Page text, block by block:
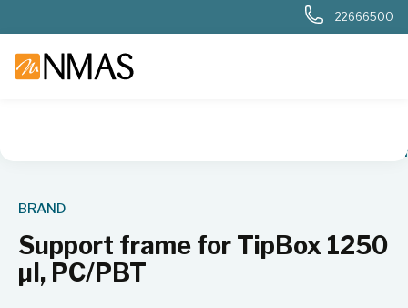
22666500
Support frame
BRAND
Support frame for TipBox 1250
µl, PC/PBT